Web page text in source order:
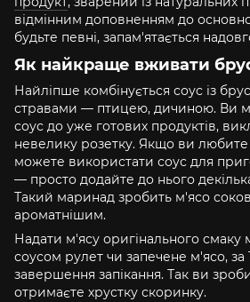
відмінним доповненням до
будьте певні, запам'ятається
Як найкраще вживати
Найліпше комбінується соус із
стравами — птицею, дичиною. Ви
соус до уже готових продуктів,
невелику розетку. Якщо ви
можете використати соус для
— просто додайте до нього
Такий маринад зробить м'ясо
ароматнішим.
Надати м'ясу оригінального
соусом рулет чи запечене м'ясо, за
завершення запікання. Так ви
отримаєте хрустку скоринку.